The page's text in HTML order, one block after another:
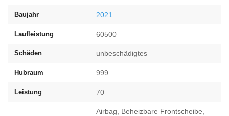
Baujahr 2021
Laufleistung 60500
Schäden unbeschädigtes
Hubraum 999
Leistung 70
Airbag, Beheizbare Frontscheibe,